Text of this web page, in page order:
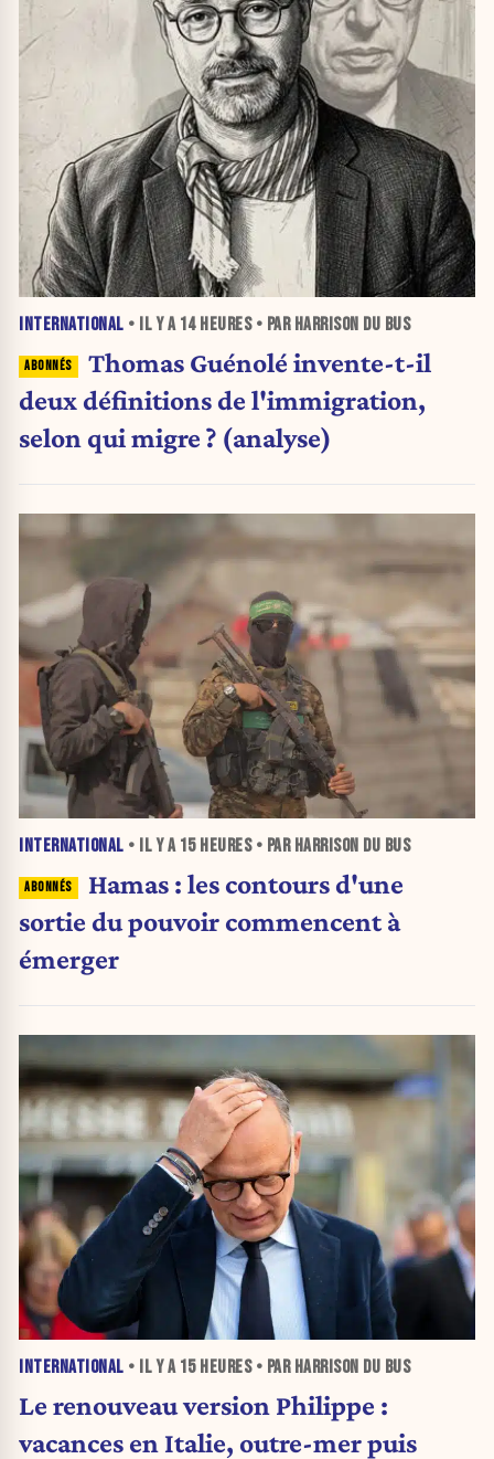
INTERNATIONAL • IL Y A 14 HEURES• PAR HARRISON DU BUS
Thomas Guénolé invente-t-il
deux définitions de l'immigration,
selon qui migre ? (analyse)
INTERNATIONAL • IL Y A 15 HEURES• PAR HARRISON DU BUS
Hamas : les contours d'une
sortie du pouvoir commencent à
émerger
INTERNATIONAL • IL Y A 15 HEURES• PAR HARRISON DU BUS
Le renouveau version Philippe :
vacances en Italie, outre-mer puis